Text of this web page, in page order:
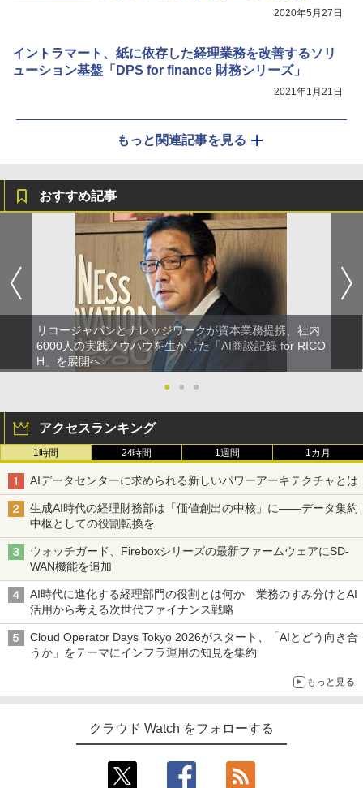
2020年5月27日
イントラマート、紙に依存した経理業務を改善するソリ
ューション基盤「DPS for finance 財務シリーズ」
2021年1月21日
もっと関連記事を見る
おすすめ記事
リコージャパンとナレッジワークが資本業務提携、社内
6000人の実践ノウハウを生かした「AI商談記録 for RICO
H」を展開へ
●
● ●
アクセスランキング
1時間 24時間 1週間 1カ月
AIデータセンターに求められる新しいパワーアーキテクチャとは
生成AI時代の経理財務部は「価値創出の中核」に――データ集約
中枢としての役割転換を
ウォッチガード、Fireboxシリーズの最新ファームウェアにSD-
WAN機能を追加
AI時代に進化する経理部門の役割とは何か 業務のすみ分けとAI
活用から考える次世代ファイナンス戦略
Cloud Operator Days Tokyo 2026がスタート、「AIとどう向き合
うか」をテーマにインフラ運用の知見を集約
もっと見る
クラウド Watch をフォローする